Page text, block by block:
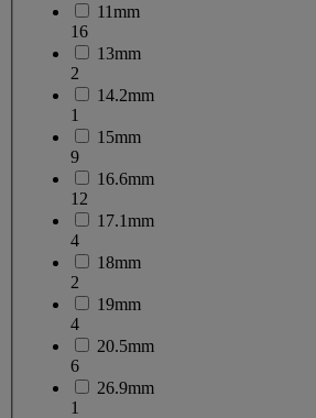
11mm
16
13mm
2
14.2mm
1
15mm
9
16.6mm
12
17.1mm
4
18mm
2
19mm
4
20.5mm
6
26.9mm
1